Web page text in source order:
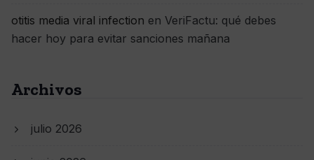
otitis media viral infection en VeriFactu: qué debes
hacer hoy para evitar sanciones mañana
Archivos
julio 2026